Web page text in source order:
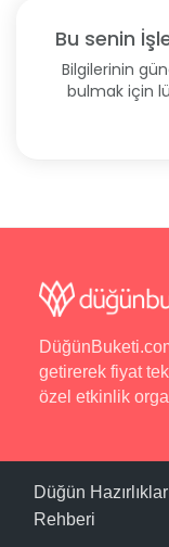
Bu senin
Bilgilerinin
bulmak için
getirerek fiyat
özel etkinlik
Düğün
Rehberi